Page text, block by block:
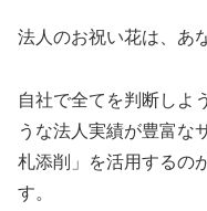
法人のお祝い花は、あ
自社で全てを判断しよ
うな法人実績が豊富な
札添削」を活用するの
す。